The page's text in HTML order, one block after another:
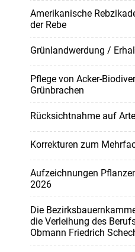
Amerikanische
der Rebe
Grünlandwerdung /
Pflege von Acker-
Grünbrachen
Rücksichtnahme auf
Korrekturen zum
Aufzeichnungen
2026
Die
die Verleihung des
Obmann Friedrich